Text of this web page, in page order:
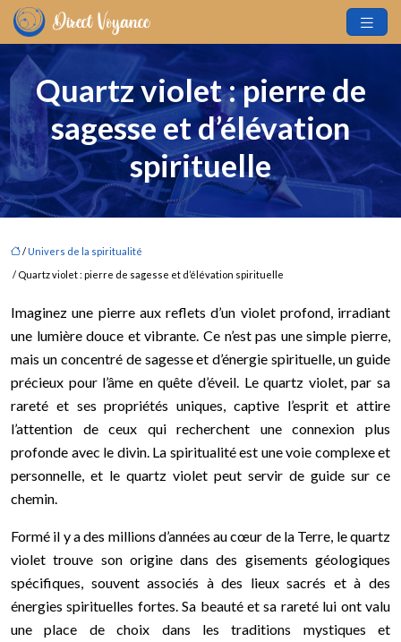
Quartz violet : pierre de
sagesse et d’élévation
spirituelle
/ Univers de la spiritualité
/ Quartz violet : pierre de sagesse et d’élévation spirituelle
Imaginez une pierre aux reflets d’un violet profond, irradiant
une lumière douce et vibrante. Ce n’est pas une simple pierre,
mais un concentré de sagesse et d’énergie spirituelle, un guide
précieux pour l’âme en quête d’éveil. Le quartz violet, par sa
rareté et ses propriétés uniques, captive l’esprit et attire
l’attention de ceux qui recherchent une connexion plus
profonde avec le divin. La spiritualité est une voie complexe et
personnelle, et le quartz violet peut servir de guide sur ce
chemin.
Formé il y a des millions d’années au cœur de la Terre, le quartz
violet trouve son origine dans des gisements géologiques
spécifiques, souvent associés à des lieux sacrés et à des
énergies spirituelles fortes. Sa beauté et sa rareté lui ont valu
une place de choix dans les traditions mystiques et